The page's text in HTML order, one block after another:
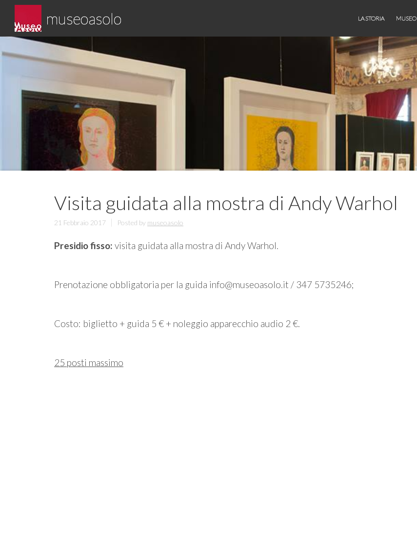
Skip
content
museoasolo
Asolo museo diffuso
LA STORIA MUSEO
Visita guidata alla mostra di Andy Warhol
21 Febbraio 2017 Posted by museoasolo
Presidio fisso: visita guidata alla mostra di Andy Warhol.
Prenotazione obbligatoria per la guida info@museoasolo.it / 347 5735246;
Costo: biglietto + guida 5 € + noleggio apparecchio audio 2 €.
25 posti massimo